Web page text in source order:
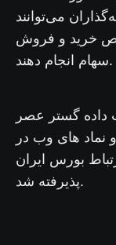
می‌توانند
خرید و فروش
سهام انجام دهند.
داده گستر عصر
کرد و نماد های وب در
ارتباط بورس ایران
پذیرفته شد.